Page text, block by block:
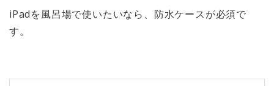
iPadを風呂場で使いたいなら、防水ケースが必須で
す。